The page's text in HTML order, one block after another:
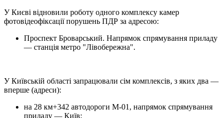
У Києві відновили роботу одного комплексу камер
фотовідеофіксації порушень ПДР за адресою:
Проспект Броварський. Напрямок спрямування приладу
— станція метро "Лівобережна".
У Київській області запрацювали сім комплексів, з яких два —
вперше (адреси):
на 28 км+342 автодороги М-01, напрямок спрямування
приладу — Київ;